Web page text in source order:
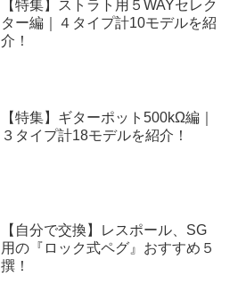
【特集】ストラト用５WAYセレク
ター編｜４タイプ計10モデルを紹
介！
【特集】ギターポット500kΩ編｜
３タイプ計18モデルを紹介！
【自分で交換】レスポール、SG
用の『ロック式ペグ』おすすめ５
撰！